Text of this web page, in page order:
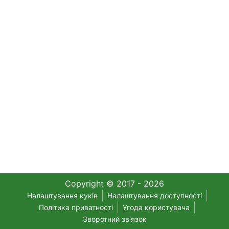
Copyright © 2017 - 2026
Налаштування куків
Налаштування доступності
Політика приватності
Угода користувача
Зворотний зв'язок